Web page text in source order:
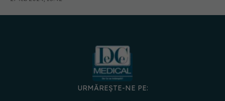
URMĂREȘTE-NE PE: